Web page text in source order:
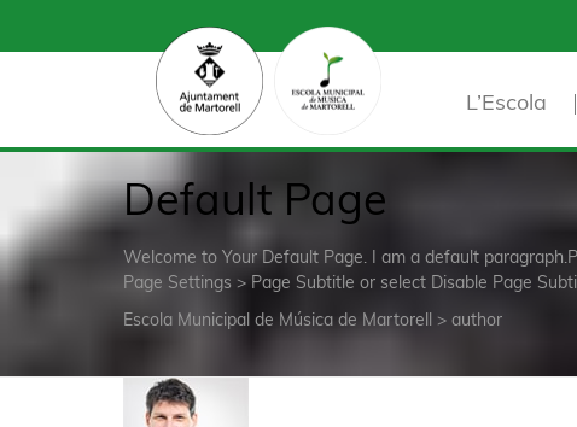
L’Escola
Default Page
Welcome to Your Default Page. I am a default
Page Settings > Page Subtitle or select Disable Page
Escola Municipal de Música de Martorell > author